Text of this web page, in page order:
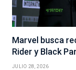
Marvel busca
Rider y Black
JULIO 28, 2026